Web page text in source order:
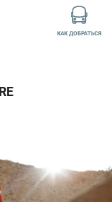
КАК ДОБРАТЬСЯ